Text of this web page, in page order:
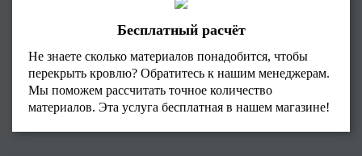
Бесплатный расчёт
Не знаете сколько материалов понадобится, чтобы
перекрыть кровлю? Обратитесь к нашим менеджерам.
Мы поможем рассчитать точное количество
материалов. Эта услуга бесплатная в нашем магазине!